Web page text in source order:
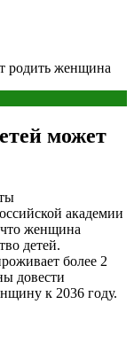
родить женщина
может
академии
женщина
детей.
более 2
довести
к 2036 году.